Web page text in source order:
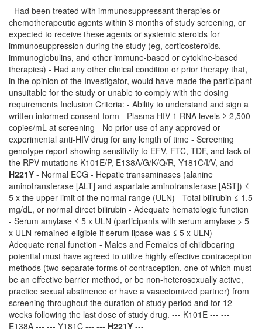
- Had been treated with immunosuppressant therapies or
chemotherapeutic agents within 3 months of study screening, or
expected to receive these agents or systemic steroids for
immunosuppression during the study (eg, corticosteroids,
immunoglobulins, and other immune-based or cytokine-based
therapies) - Had any other clinical condition or prior therapy that,
in the opinion of the Investigator, would have made the participant
unsuitable for the study or unable to comply with the dosing
requirements Inclusion Criteria: - Ability to understand and sign a
written informed consent form - Plasma HIV-1 RNA levels ≥ 2,500
copies/mL at screening - No prior use of any approved or
experimental anti-HIV drug for any length of time - Screening
genotype report showing sensitivity to EFV, FTC, TDF, and lack of
the RPV mutations K101E/P, E138A/G/K/Q/R, Y181C/I/V, and
H221Y - Normal ECG - Hepatic transaminases (alanine
aminotransferase [ALT] and aspartate aminotransferase [AST]) ≤
5 x the upper limit of the normal range (ULN) - Total bilirubin ≤ 1.5
mg/dL, or normal direct bilirubin - Adequate hematologic function
- Serum amylase ≤ 5 x ULN (participants with serum amylase > 5
x ULN remained eligible if serum lipase was ≤ 5 x ULN) -
Adequate renal function - Males and Females of childbearing
potential must have agreed to utilize highly effective contraception
methods (two separate forms of contraception, one of which must
be an effective barrier method, or be non-heterosexually active,
practice sexual abstinence or have a vasectomized partner) from
screening throughout the duration of study period and for 12
weeks following the last dose of study drug. --- K101E --- ---
E138A --- --- Y181C --- --- H221Y ---